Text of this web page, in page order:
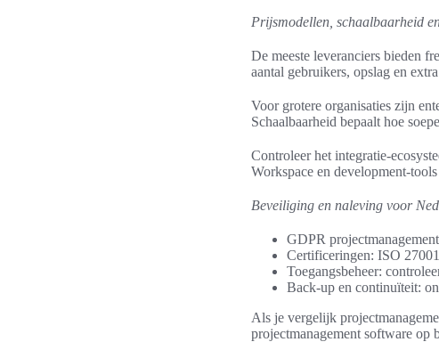
Prijsmodellen, schaalbaarheid
De meeste leveranciers bieden
aantal gebruikers, opslag en
Voor grotere organisaties zijn
Schaalbaarheid bepaalt hoe
Controleer het integratie-
Workspace en development-
Beveiliging en naleving voor
GDPR
Certificeringen: ISO
Toegangsbeheer:
Back-up en continuïteit:
Als je vergelijk
projectmanagement software op